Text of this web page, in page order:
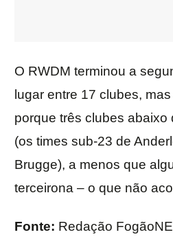
O RWDM terminou a
lugar entre 17 clubes,
porque três clubes abaixo
(os times sub-23 de
Brugge), a menos que
terceirona – o que não
Fonte: Redação